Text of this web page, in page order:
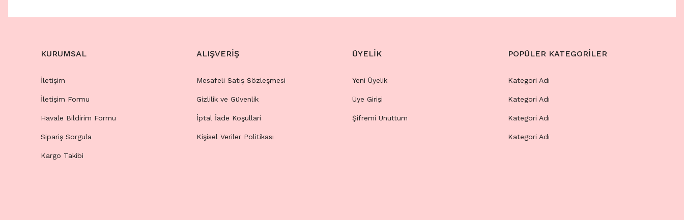
KURUMSAL
İletişim
İletişim Formu
Havale Bildirim Formu
Sipariş Sorgula
Kargo Takibi
ALIŞVERİŞ
Mesafeli Satış Sözleşmesi
Gizlilik ve Güvenlik
İptal İade Koşullari
Kişisel Veriler Politikası
ÜYELİK
Yeni Üyelik
Üye Girişi
Şifremi Unuttum
POPÜLER KATEGORİLER
Kategori Adı
Kategori Adı
Kategori Adı
Kategori Adı